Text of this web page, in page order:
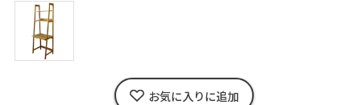
お気に入りに追加